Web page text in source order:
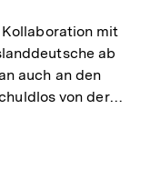
mit
ab
auch an den
von der…